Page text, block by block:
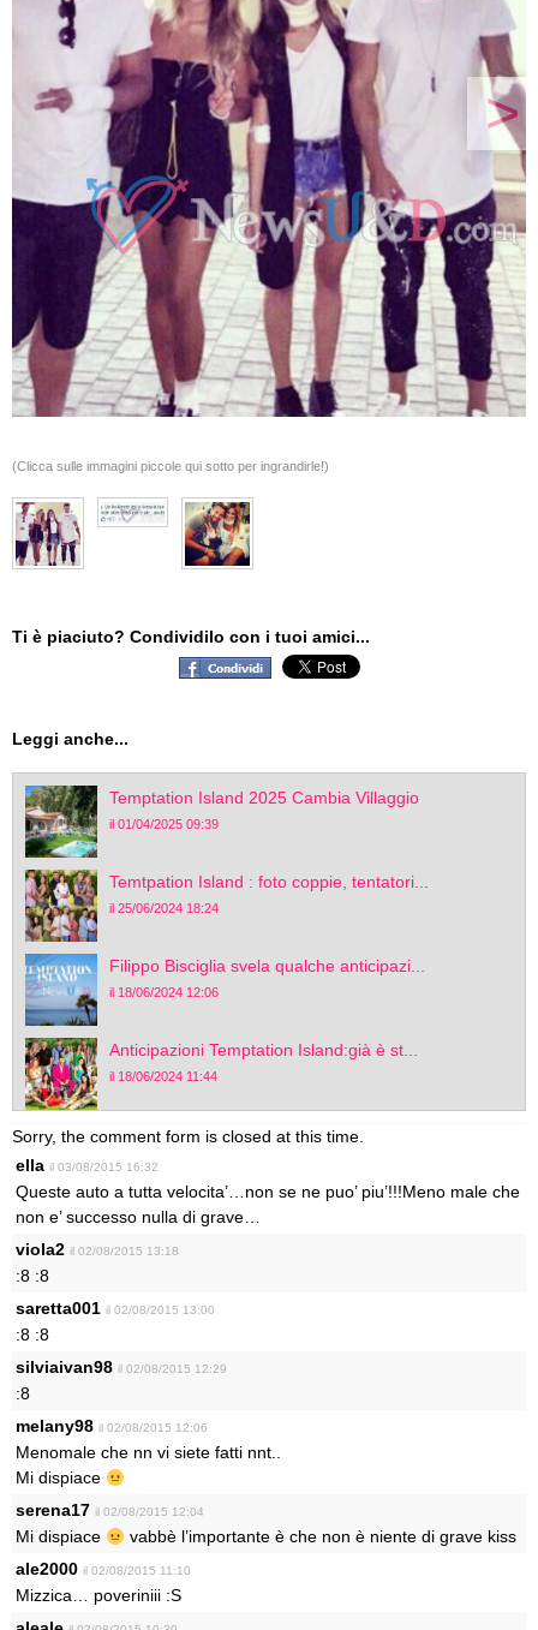
>
(Clicca sulle immagini piccole qui sotto per ingrandirle!)
Ti è piaciuto? Condividilo con i tuoi amici...
Leggi anche...
Temptation Island 2025 Cambia Villaggio
il 01/04/2025 09:39
Temtpation Island : foto coppie, tentatori...
il 25/06/2024 18:24
Filippo Bisciglia svela qualche anticipazi...
il 18/06/2024 12:06
Anticipazioni Temptation Island:già è st...
il 18/06/2024 11:44
Sorry, the comment form is closed at this time.
ella il 03/08/2015 16:32
Queste auto a tutta velocita’…non se ne puo’ piu’!!!Meno male che
non e’ successo nulla di grave…
viola2 il 02/08/2015 13:18
:8 :8
saretta001 il 02/08/2015 13:00
:8 :8
silviaivan98 il 02/08/2015 12:29
:8
melany98 il 02/08/2015 12:06
Menomale che nn vi siete fatti nnt..
Mi dispiace
serena17 il 02/08/2015 12:04
Mi dispiace
vabbè l’importante è che non è niente di grave kiss
ale2000 il 02/08/2015 11:10
Mizzica… poveriniii :S